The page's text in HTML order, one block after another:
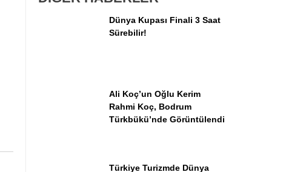
Dünya Kupası Finali 3 Saat
Sürebilir!
Ali Koç’un Oğlu Kerim
Rahmi Koç, Bodrum
Türkbükü’nde Görüntülendi
Türkiye Turizmde Dünya